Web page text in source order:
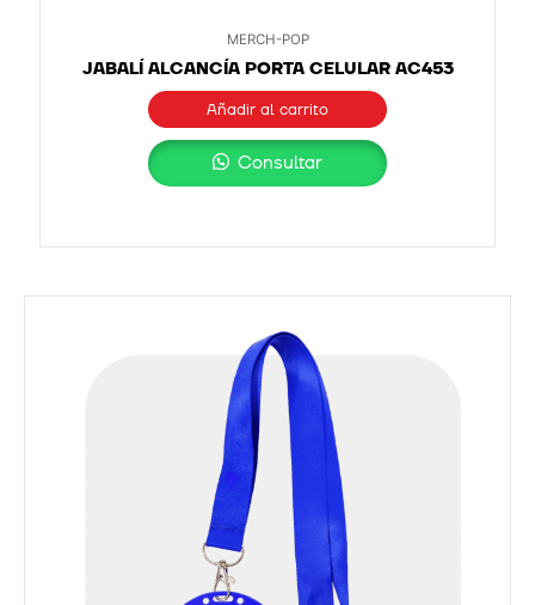
MERCH-POP
JABALÍ ALCANCÍA PORTA CELULAR AC453
Añadir al carrito
Consultar